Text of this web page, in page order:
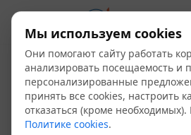
Уровень
1500мм
Мы используем cookies
Они помогают сайту работать
анализировать посещаемость и
персонализированные
принять все cookies, настроить
отказаться (кроме
Политике cookies.